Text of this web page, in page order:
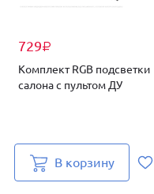
729₽
Комплект RGB подсветки
салона с пультом ДУ
В корзину